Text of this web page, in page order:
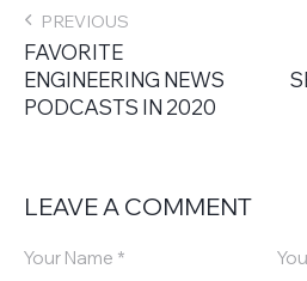
PREVIOUS
FAVORITE
ENGINEERING NEWS
PODCASTS IN 2020
LEAVE A COMMENT